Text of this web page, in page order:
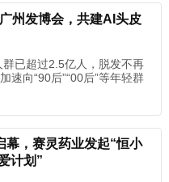
州发博会，共建AI头皮
已超过2.5亿人，脱发不再
速向“90后”“00后”等年轻群
幕，赛灵药业发起“恒小
计划”